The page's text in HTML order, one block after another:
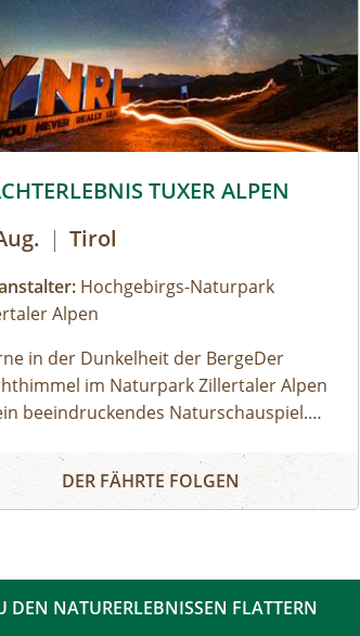
TUXER ALPEN
| Tirol
Hochgebirgs-Naturpark
Alpen
in der Dunkelheit der BergeDer
im Naturpark Zillertaler Alpen
beeindruckendes Naturschauspiel.
zu den Regionen, wo man
dunklen Nachthimmel mit seinen
auf 2.000 m Seehöhe. Nach
Einführung zum Kosmos und zur
TUXER ALPEN
DER FÄHRTE FOLGEN
DEN NATURERLEBNISSEN FLATTERN